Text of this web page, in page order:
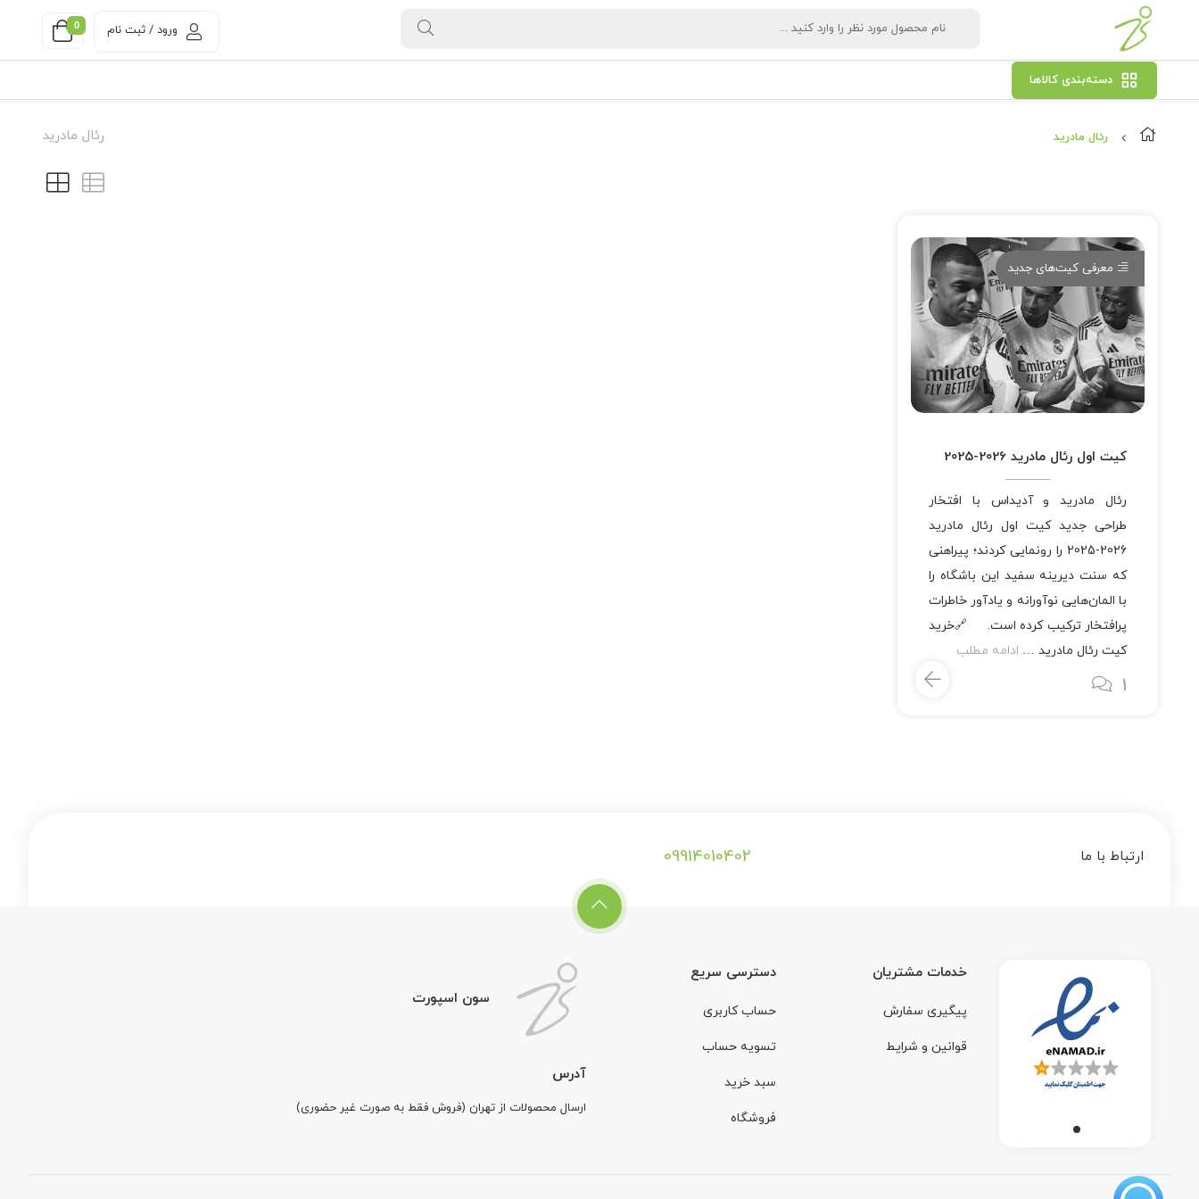
0 ورود / ثبت نام
دسته‌بندی کالاها
رئال مادرید رئال مادرید
معرفی کیت‌های جدید
کیت اول رئال مادرید 2026-2025
رئال مادرید و آدیداس با افتخار
طراحی جدید کیت اول رئال مادرید
2026-2025 را رونمایی کردند؛ پیراهنی
که سنت دیرینه‌ سفید این باشگاه را
با المان‌هایی نوآورانه و یادآور خاطرات
پرافتخار ترکیب کرده است. 🔗خرید
کیت رئال مادرید … ادامه مطلب
1
ارتباط با ما 09914010402
خدمات مشتریان
پیگیری سفارش
قوانین و شرایط
دسترسی سریع
حساب کاربری
تسویه حساب
سبد خرید
فروشگاه
سون اسپورت
آدرس
ارسال محصولات از تهران (فروش فقط به صورت غیر حضوری)